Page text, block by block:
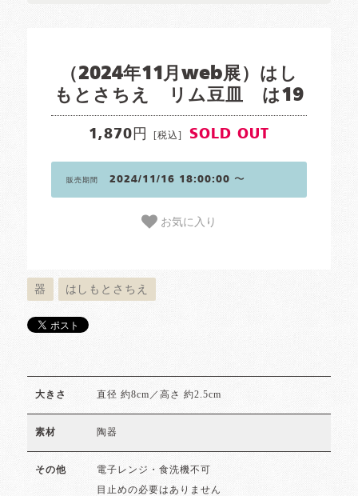
（2024年11月web展）はし
もとさちえ リム豆皿 は19
1,870円 [税込] SOLD OUT
販売期間 2024/11/16 18:00:00 〜
お気に入り
器 はしもとさちえ
大きさ 直径 約8cm／高さ 約2.5cm
素材 陶器
その他 電子レンジ・食洗機不可
目止めの必要はありません